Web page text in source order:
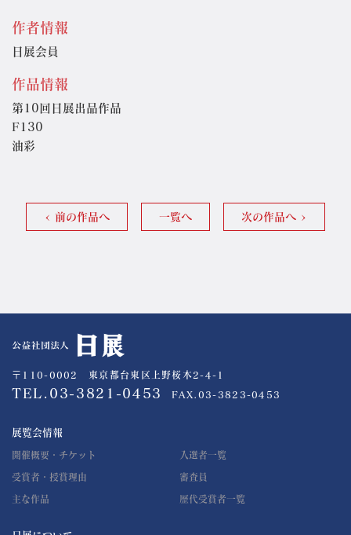
作者情報
日展会員
作品情報
第10回日展出品作品
F130
油彩
前の作品へ 一覧へ 次の作品へ
〒110-0002 東京都台東区上野桜木2-4-1
TEL.03-3821-0453 FAX.03-3823-0453
展覧会情報
開催概要・チケット 入選者一覧
受賞者・授賞理由 審査員
主な作品 歴代受賞者一覧